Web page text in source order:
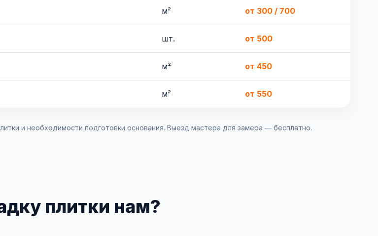
м² от 300 / 700
шт. от 500
м² от 450
м² от 550
и необходимости подготовки основания. Выезд мастера для замера — бесплатно.
плитки нам?